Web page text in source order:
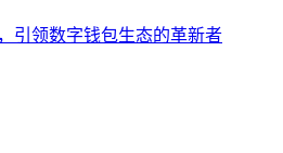
引领数字钱包生态的革新者